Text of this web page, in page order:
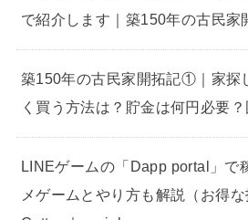
で紹介します｜築150年の古民
築150年の古民家開拓記①｜家探
く買う方法は？貯金は何円必要？
LINEゲームの「Dapp portal」で
メゲームとやり方も解説（お得な